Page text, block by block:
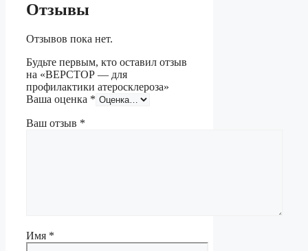
Отзывы
Отзывов пока нет.
Будьте первым, кто оставил отзыв
на «ВЕРСТОР — для
профилактики атеросклероза»
Ваша оценка *
Ваш отзыв *
Имя *